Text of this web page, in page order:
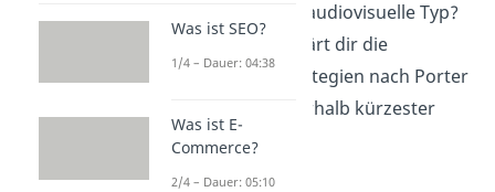
Du bist eher der audiovisuelle Typ?
Video
erklärt dir die
Wettbewerbsstrategien nach Porter
anschaulich innerhalb kürzester
Zeit!
Was ist SEO?
1/4 – Dauer: 04:38
Was ist E-
Commerce?
2/4 – Dauer: 05:10